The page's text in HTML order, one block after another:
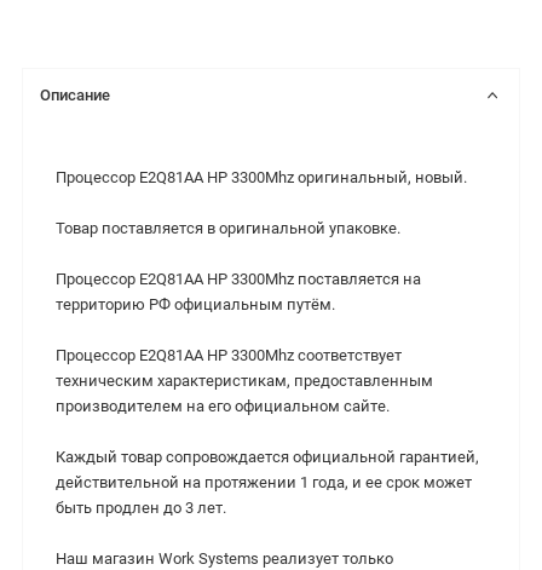
Описание
Процессор E2Q81AA HP 3300Mhz оригинальный, новый.
Товар поставляется в оригинальной упаковке.
Процессор E2Q81AA HP 3300Mhz поставляется на
территорию РФ официальным путём.
Процессор E2Q81AA HP 3300Mhz cоответствует
техническим характеристикам, предоставленным
производителем на его официальном сайте.
Каждый товар сопровождается официальной гарантией,
действительной на протяжении 1 года, и ее срок может
быть продлен до 3 лет.
Наш магазин Work Systems реализует только